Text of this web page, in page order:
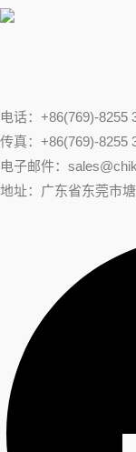
电话：+86(769)-8255
传真：+86(769)-8255
电子邮件：
地址：广东省东莞市